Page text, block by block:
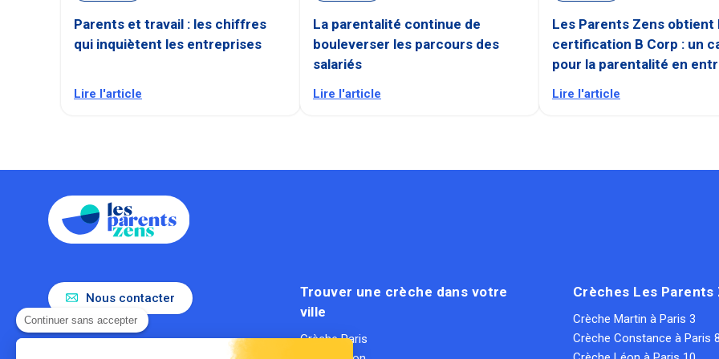
Continuer sans accepter
Parents et travail : les chiffres
qui inquiètent les entreprises
Lire l'article
La parentalité continue de
bouleverser les parcours des
salariés
Lire l'article
Les Parents Zens obtient
certification B Corp : un
pour la parentalité en
Lire l'article
Nous contacter
Le référent de la parentalité en
Trouver une crèche dans votre
ville
Crèche Paris
Crèches Les Parents
Crèche Martin à Paris 3
Crèche Constance à Paris